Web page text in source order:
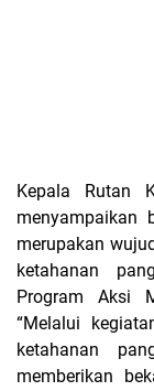
Kepala Rutan
menyampaikan
merupakan
ketahanan
Program Aksi
“Melalui
ketahanan
memberikan